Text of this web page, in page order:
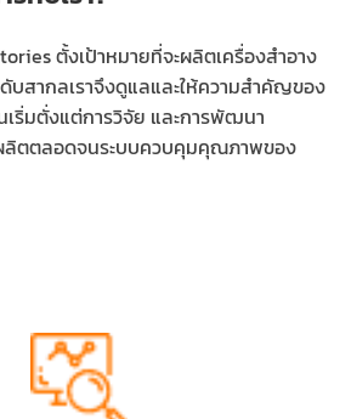
ตั้งเป้าหมายที่จะผลิตเครื่องสำอาง
บสากลเราจึงดูแลและให้ความสำคัญของ
ริ่มตั่งแต่การวิจัย และการพัฒนา
ตตลอดจนระบบควบคุมคุณภาพของ